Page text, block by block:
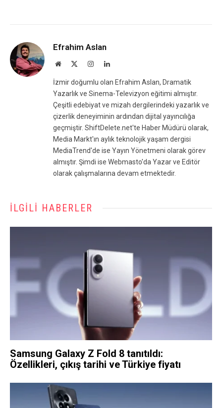
Efrahim Aslan
Website InstagramLinkedIn
İzmir doğumlu olan Efrahim Aslan, Dramatik
Yazarlık ve Sinema-Televizyon eğitimi almıştır.
Çeşitli edebiyat ve mizah dergilerindeki yazarlık ve
çizerlik deneyiminin ardından dijital yayıncılığa
geçmiştir. ShiftDelete.net'te Haber Müdürü olarak,
Media Markt'ın aylık teknolojik yaşam dergisi
MediaTrend'de ise Yayın Yönetmeni olarak görev
almıştır. Şimdi ise Webmasto'da Yazar ve Editör
olarak çalışmalarına devam etmektedir.
İLGILI HABERLER
Samsung Galaxy Z Fold 8 tanıtıldı:
Özellikleri, çıkış tarihi ve Türkiye fiyatı